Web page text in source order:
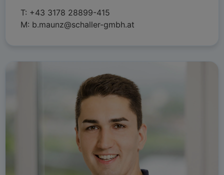
T: +43 3178 28899-415
M: b.maunz@schaller-gmbh.at